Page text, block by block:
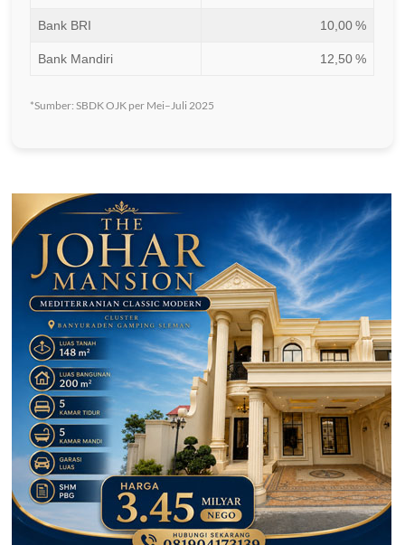
Bank BRI 10,00 %
Bank Mandiri 12,50 %
*Sumber: SBDK OJK per Mei–Juli 2025